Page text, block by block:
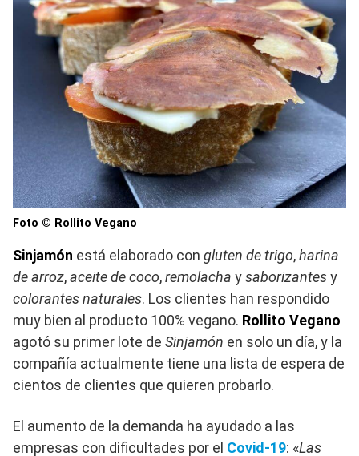
Foto © Rollito Vegano
Sinjamón está elaborado con gluten de trigo,harina
de arroz,aceite de coco,remolacha ysaborizantesy
colorantes naturales. Los clientes han respondido
muy bien al producto 100% vegano. Rollito Vegano
agotó su primer lote de Sinjamón en solo un día, y la
compañía actualmente tiene una lista de espera de
cientos de clientes que quieren probarlo.
El aumento de la demanda ha ayudado a las
empresas con dificultades por el Covid-19: «Las